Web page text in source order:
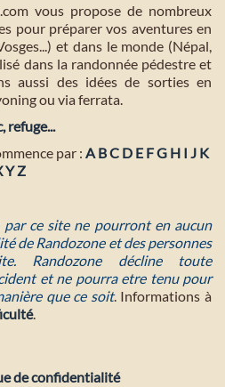
vous propose de nombreux
pour préparer vos aventures en
et dans le monde (Népal,
dans la randonnée pédestre et
aussi des idées de sorties en
ou via ferrata.
refuge...
par : A BC D E FG H I J K
YZ
ce site ne pourront en aucun
de Randozone et des personnes
Randozone décline toute
et ne pourra etre tenu pour
que ce soit. Informations à
.
de confidentialité